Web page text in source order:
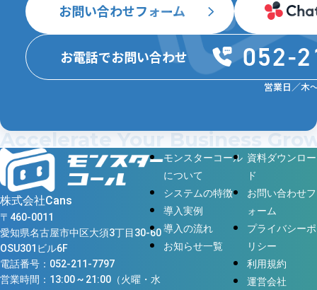
お問い合わせフォーム
お電話でお問い合わせ 052-
営業日／木
Accelerate Your Business
株式会社Cans
〒460-0011
愛知県名古屋市中区大須3丁目30-60
OSU301ビル6F
電話番号： 052-211-7797
営業時間：13:00 ~ 21:00（火曜・水
モンスターコール
について
システムの特徴
導入実例
導入の流れ
お知らせ一覧
資料ダウンロー
ド
お問い合わせフ
ォーム
プライバシーポ
リシー
利用規約
運営会社